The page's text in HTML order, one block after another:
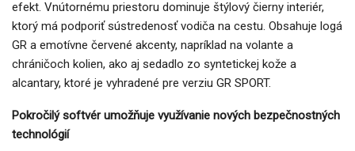
efekt. Vnútornému priestoru dominuje štýlový čierny interiér,
ktorý má podporiť sústredenosť vodiča na cestu. Obsahuje logá
GR a emotívne červené akcenty, napríklad na volante a
chráničoch kolien, ako aj sedadlo zo syntetickej kože a
alcantary, ktoré je vyhradené pre verziu GR SPORT.
Pokročilý softvér umožňuje využívanie nových bezpečnostných
technológií